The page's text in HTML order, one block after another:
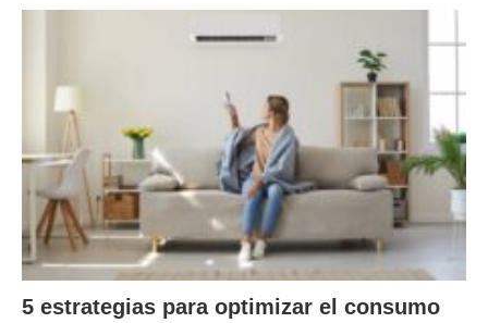
5 estrategias para optimizar el consumo